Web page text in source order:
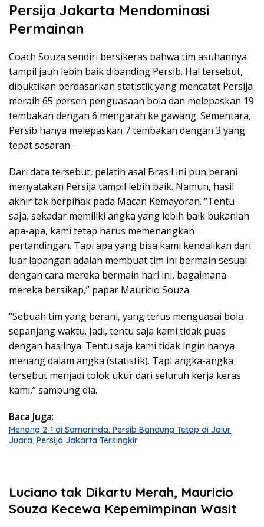
Persija Jakarta Mendominasi
Permainan
Coach Souza sendiri bersikeras bahwa tim asuhannya
tampil jauh lebih baik dibanding Persib. Hal tersebut,
dibuktikan berdasarkan statistik yang mencatat Persija
meraih 65 persen penguasaan bola dan melepaskan 19
tembakan dengan 6 mengarah ke gawang. Sementara,
Persib hanya melepaskan 7 tembakan dengan 3 yang
tepat sasaran.
Dari data tersebut, pelatih asal Brasil ini pun berani
menyatakan Persija tampil lebih baik. Namun, hasil
akhir tak berpihak pada Macan Kemayoran. “Tentu
saja, sekadar memiliki angka yang lebih baik bukanlah
apa-apa, kami tetap harus memenangkan
pertandingan. Tapi apa yang bisa kami kendalikan dari
luar lapangan adalah membuat tim ini bermain sesuai
dengan cara mereka bermain hari ini, bagaimana
mereka bersikap,” papar Mauricio Souza.
“Sebuah tim yang berani, yang terus menguasai bola
sepanjang waktu. Jadi, tentu saja kami tidak puas
dengan hasilnya. Tentu saja kami tidak ingin hanya
menang dalam angka (statistik). Tapi angka-angka
tersebut menjadi tolok ukur dari seluruh kerja keras
kami,” sambung dia.
Baca Juga:
Menang 2-1 di Samarinda: Persib Bandung Tetap di Jalur
Juara, Persija Jakarta Tersingkir
Luciano tak Dikartu Merah, Mauricio
Souza Kecewa Kepemimpinan Wasit